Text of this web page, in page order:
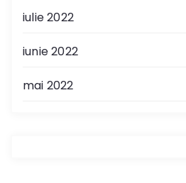
iulie 2022
iunie 2022
mai 2022